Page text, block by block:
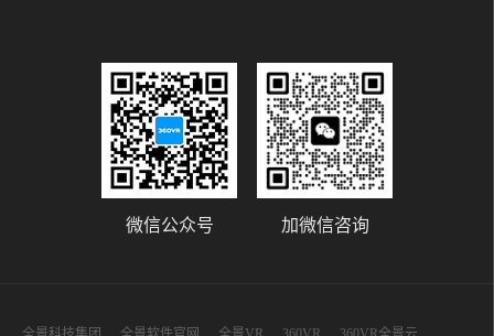
微信公众号 加微信咨询